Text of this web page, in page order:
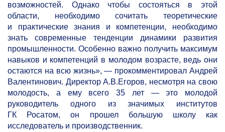
возможностей. Однако чтобы состояться в этой
области, необходимо сочитать теоретические
и практические знания и компетенции, необходимо
знать современные тенденции динамики развития
промышленности. Особенно важно получить максимум
навыков и компетенций в молодом возрасте, ведь они
остаются на всю жизнь», — прокомментировал Андрей
Валентинович. Директор А.В.Егоров, несмотря на свою
молодость, а ему всего 35 лет — это молодой
руководитель одного из значимых институтов
ГК Росатом, он прошел большую школу как
исследователь и производственник.